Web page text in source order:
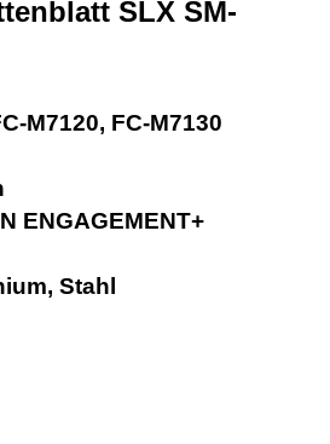
SLX SM-
M7120, FC-M7130
ENGAGEMENT+
Stahl